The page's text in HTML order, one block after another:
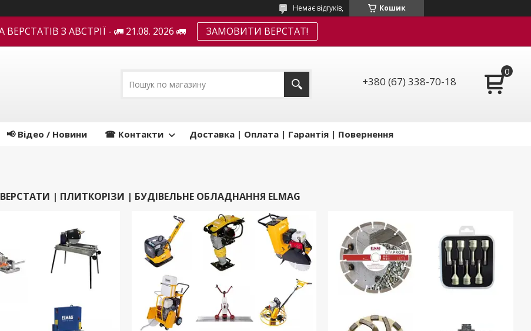
Кошик
Немає відгуків,
З АВСТРІЇ - 🚛 21.08. 2026 🚛 ЗАМОВИТИ ВЕРСТАТ!
+380 (67) 338-70-18
📢 Відео / Новини ☎ Контакти Доставка | Оплата | Гарантія | Повернення
ВЕРСТАТИ | ПЛИТКОРІЗИ | БУДІВЕЛЬНЕ ОБЛАДНАННЯ ELMAG